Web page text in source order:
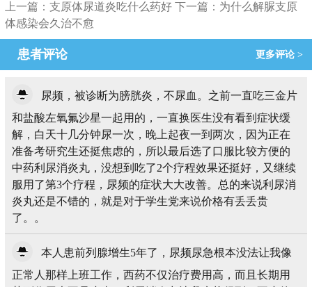
上一篇：支原体尿道炎吃什么药好 下一篇：为什么解脲支原
体感染会久治不愈
患者评论 更多评论 >
尿频，被诊断为膀胱炎，不尿血。之前一直吃三金片
和盐酸左氧氟沙星一起用的，一直换医生没有看到症状缓
解，白天十几分钟尿一次，晚上起夜一到两次，因为正在
准备考研究生还挺焦虑的，所以最后选了口服比较方便的
中药利尿消炎丸，没想到吃了2个疗程效果还挺好，又继续
服用了第3个疗程，尿频的症状大大改善。总的来说利尿消
炎丸还是不错的，就是对于学生党来说价格有丢丢贵
了。。
本人患前列腺增生5年了，尿频尿急根本没法让我像
正常人那样上班工作，西药不仅治疗费用高，而且长期用